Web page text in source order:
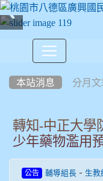
本站消息 分月文
轉知-中正大學
少年藥物濫用
公告 輔導組長 - 生教